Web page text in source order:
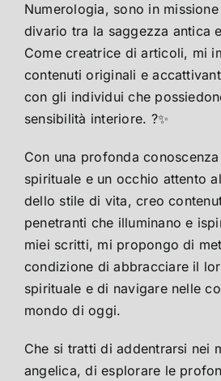
Numerologia, sono in
divario tra la saggezza antica
Come creatrice di articoli, mi
contenuti originali e
con gli individui che
sensibilità interiore. ?✨
Con una profonda
spirituale e un occhio attento
dello stile di vita, creo
penetranti che illuminano e
miei scritti, mi propongo di
condizione di abbracciare il
spirituale e di navigare nelle
mondo di oggi.
Che si tratti di addentrarsi nei
angelica, di esplorare le